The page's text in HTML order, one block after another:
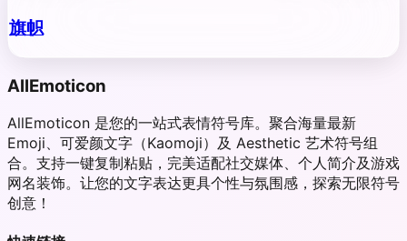
旗帜
AllEmoticon
AllEmoticon 是您的一站式表情符号库。聚合海量最新
Emoji、可爱颜文字（Kaomoji）及 Aesthetic 艺术符号组
合。支持一键复制粘贴，完美适配社交媒体、个人简介及游戏
网名装饰。让您的文字表达更具个性与氛围感，探索无限符号
创意！